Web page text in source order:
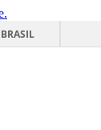
BRASIL